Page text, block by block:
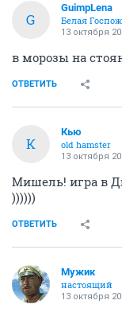
G
GuimpLena
Белая
13 октября
в морозы на
ОТВЕТИТЬ
К
Кью
old hamster
13 октября
Мишель! игра в
))))))
ОТВЕТИТЬ
Мужик
настоящий
13 октября